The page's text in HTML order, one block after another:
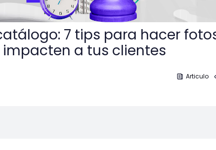
7 tips para hacer
a tus clientes
Articulo